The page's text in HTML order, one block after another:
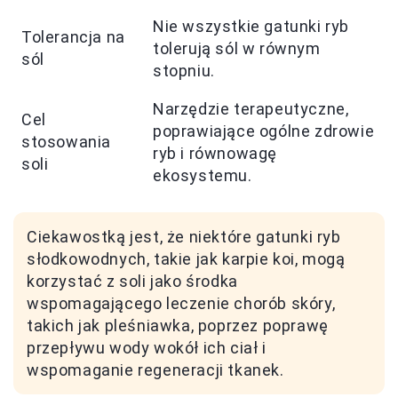
Tolerancja na
sól
Nie wszystkie gatunki ryb
tolerują sól w równym
stopniu.
Cel
stosowania
soli
Narzędzie terapeutyczne,
poprawiające ogólne zdrowie
ryb i równowagę
ekosystemu.
Ciekawostką jest, że niektóre gatunki ryb
słodkowodnych, takie jak karpie koi, mogą
korzystać z soli jako środka
wspomagającego leczenie chorób skóry,
takich jak pleśniawka, poprzez poprawę
przepływu wody wokół ich ciał i
wspomaganie regeneracji tkanek.